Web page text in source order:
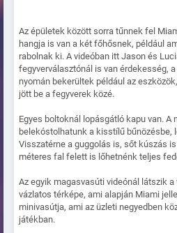
Az épületek között sorra tűnnek fel
hangja is van a két főhősnek, például
rabolnak ki. A videóban itt Jason és
fegyverválasztónál is van érdekesség,
nyomán bekerültek például az
jött be a fegyverek közé.
Egyes boltoknál lopásgátló kapu van. A
belekóstolhatunk a kisstílű bűnözésbe,
Visszatérne a guggolás is, sőt kúszás
méteres fal felett is lőhetnénk teljes
Az egyik magasvasúti videónál látszik
vázlatos térképe, ami alapján Miami
minivasútja, ami az üzleti negyedben
játékban.